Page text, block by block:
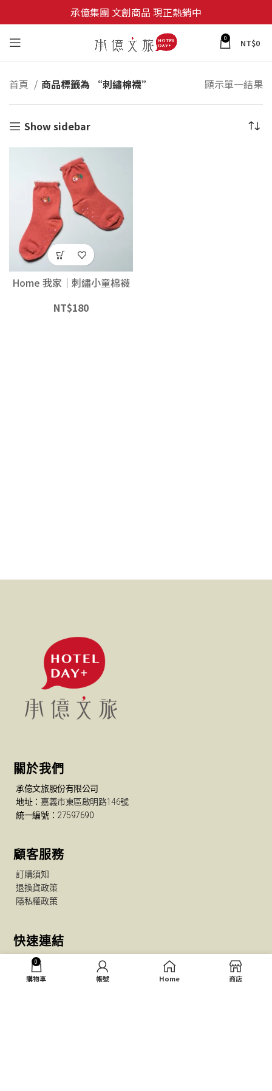
承億集團 文創商品 現正熱銷中
0 NT$0
首頁 商品標籤為 “刺繡棉襪” 顯示單一結果
Show sidebar
Home 我家｜刺繡小童棉襪
NT$180
關於我們
承億文旅股份有限公司
地址： 嘉義市東區啟明路146號
統一編號：27597690
顧客服務
訂購須知
退換貨政策
隱私權政策
快速連結
關於Day+GO
所有商品
0
購物車 帳號 Home 商店